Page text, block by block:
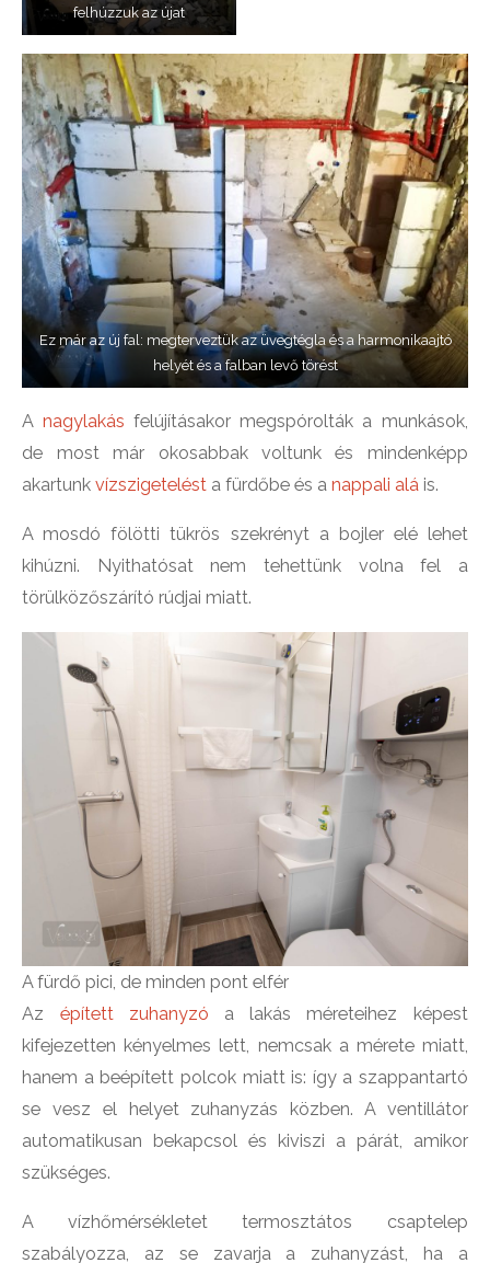
felhúzzuk az újat
Ez már az új fal: megterveztük az üvegtégla és a harmonikaajtó
helyét és a falban levő törést
A nagylakás felújításakor megspórolták a munkások,
de most már okosabbak voltunk és mindenképp
akartunkvízszigetelést a fürdőbe és anappali alá is.
A mosdó fölötti tükrös szekrényt a bojler elé lehet
kihúzni. Nyithatósat nem tehettünk volna fel a
törülközőszárító rúdjai miatt.
A fürdő pici, de minden pont elfér
Az épített zuhanyzó a lakás méreteihez képest
kifejezetten kényelmes lett, nemcsak a mérete miatt,
hanem a beépített polcok miatt is: így a szappantartó
se vesz el helyet zuhanyzás közben. A ventillátor
automatikusan bekapcsol és kiviszi a párát, amikor
szükséges.
A vízhőmérsékletet termosztátos csaptelep
szabályozza, az se zavarja a zuhanyzást, ha a